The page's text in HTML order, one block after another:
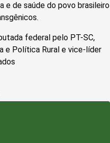
e de saúde do povo brasileiro
federal pelo PT-SC,
e Política Rural e vice-líder